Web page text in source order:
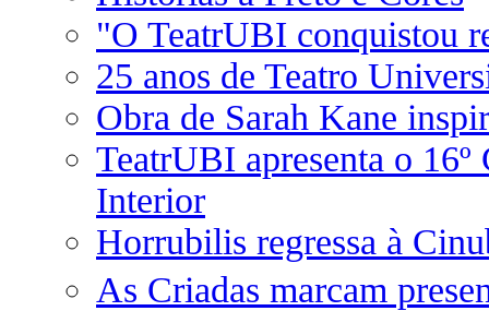
"O TeatrUBI conquistou
25 anos de Teatro
Obra de Sarah Kane
TeatrUBI apresenta o
Interior
Horrubilis regressa à
As Criadas marcam